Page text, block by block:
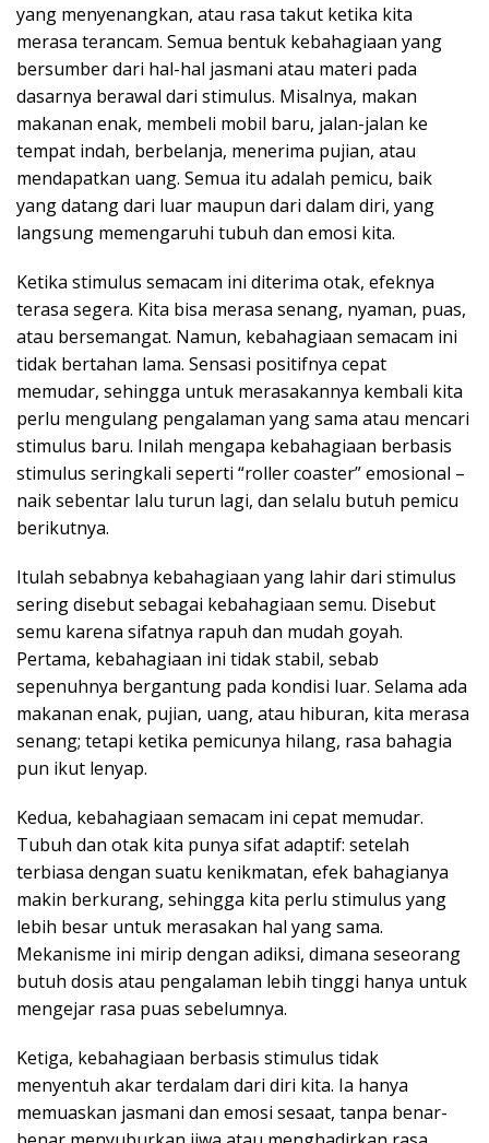
yang menyenangkan, atau rasa takut ketika kita
merasa terancam. Semua bentuk kebahagiaan yang
bersumber dari hal-hal jasmani atau materi pada
dasarnya berawal dari stimulus. Misalnya, makan
makanan enak, membeli mobil baru, jalan-jalan ke
tempat indah, berbelanja, menerima pujian, atau
mendapatkan uang. Semua itu adalah pemicu, baik
yang datang dari luar maupun dari dalam diri, yang
langsung memengaruhi tubuh dan emosi kita.
Ketika stimulus semacam ini diterima otak, efeknya
terasa segera. Kita bisa merasa senang, nyaman, puas,
atau bersemangat. Namun, kebahagiaan semacam ini
tidak bertahan lama. Sensasi positifnya cepat
memudar, sehingga untuk merasakannya kembali kita
perlu mengulang pengalaman yang sama atau mencari
stimulus baru. Inilah mengapa kebahagiaan berbasis
stimulus seringkali seperti “roller coaster” emosional –
naik sebentar lalu turun lagi, dan selalu butuh pemicu
berikutnya.
Itulah sebabnya kebahagiaan yang lahir dari stimulus
sering disebut sebagai kebahagiaan semu. Disebut
semu karena sifatnya rapuh dan mudah goyah.
Pertama, kebahagiaan ini tidak stabil, sebab
sepenuhnya bergantung pada kondisi luar. Selama ada
makanan enak, pujian, uang, atau hiburan, kita merasa
senang; tetapi ketika pemicunya hilang, rasa bahagia
pun ikut lenyap.
Kedua, kebahagiaan semacam ini cepat memudar.
Tubuh dan otak kita punya sifat adaptif: setelah
terbiasa dengan suatu kenikmatan, efek bahagianya
makin berkurang, sehingga kita perlu stimulus yang
lebih besar untuk merasakan hal yang sama.
Mekanisme ini mirip dengan adiksi, dimana seseorang
butuh dosis atau pengalaman lebih tinggi hanya untuk
mengejar rasa puas sebelumnya.
Ketiga, kebahagiaan berbasis stimulus tidak
menyentuh akar terdalam dari diri kita. Ia hanya
memuaskan jasmani dan emosi sesaat, tanpa benar-